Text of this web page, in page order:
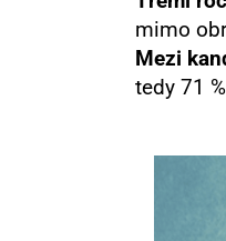
mimo
Mezi
tedy 71